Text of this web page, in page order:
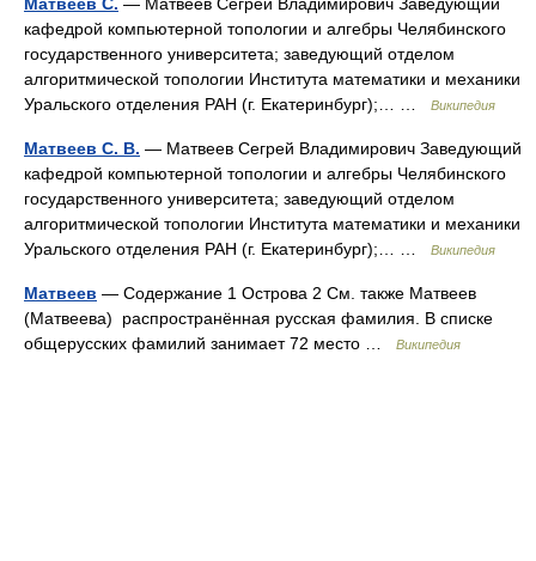
кафедрой компьютерной топологии и алгебры Челябинского
государственного университета; заведующий отделом
алгоритмической топологии Института математики и механики
Уральского отделения РАН (г. Екатеринбург);… …
Википедия
Матвеев С. В. — Матвеев Сегрей Владимирович Заведующий
кафедрой компьютерной топологии и алгебры Челябинского
государственного университета; заведующий отделом
алгоритмической топологии Института математики и механики
Уральского отделения РАН (г. Екатеринбург);… …
Википедия
Матвеев — Содержание 1 Острова 2 См. также Матвеев
(Матвеева) распространённая русская фамилия. В списке
общерусских фамилий занимает 72 место …
Википедия